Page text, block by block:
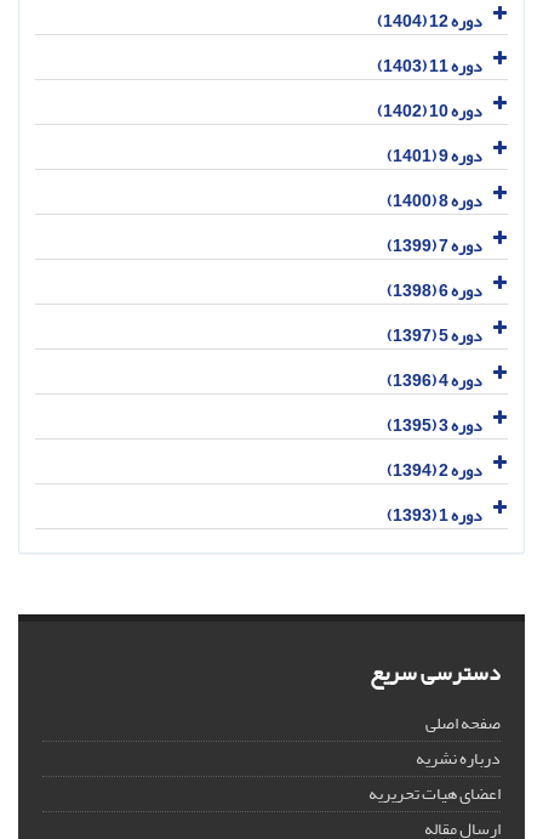
دوره 12 (1404)
دوره 11 (1403)
دوره 10 (1402)
دوره 9 (1401)
دوره 8 (1400)
دوره 7 (1399)
دوره 6 (1398)
دوره 5 (1397)
دوره 4 (1396)
دوره 3 (1395)
دوره 2 (1394)
دوره 1 (1393)
دسترسی سریع
صفحه اصلی
درباره نشریه
اعضای هیات تحریریه
ارسال مقاله